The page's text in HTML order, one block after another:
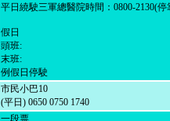
平日繞駛三軍總醫院時間：0800-2130(
假日
頭班:
末班:
例假日停駛
市民小巴10
(平日) 0650 0750 1740
一段票